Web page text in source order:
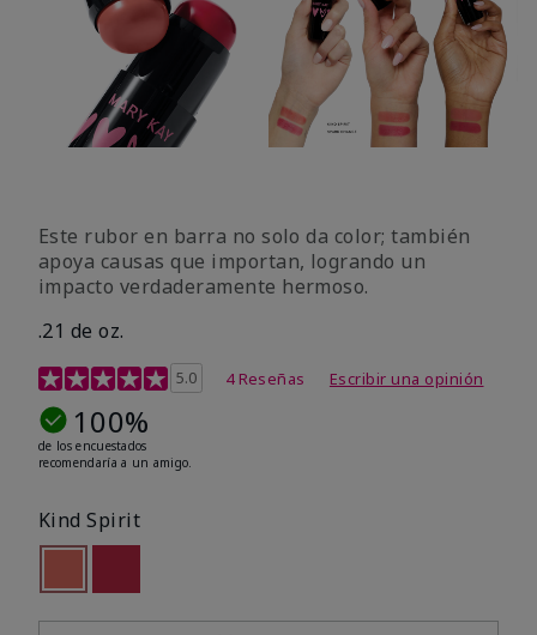
Este rubor en barra no solo da color; también
apoya causas que importan, logrando un
impacto verdaderamente hermoso.
.21 de oz.
Calificación de clientes de 3,1 de 5
5.0 4 Reseñas Escribir una opinión
100%
de los encuestados
recomendaría a un amigo.
Kind Spirit
seleccionado
Out of stock